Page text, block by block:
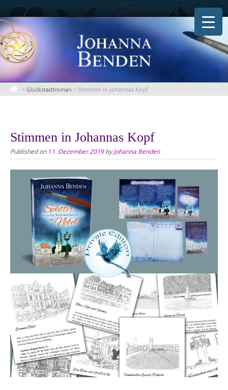
Skip
to
content
> Glückstadtroman > Stimmen in Johannas Kopf
Stimmen in Johannas Kopf
Published on 11. Dezember 2019byJohanna Benden